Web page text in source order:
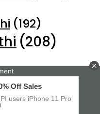
(192)
(208)
Policy
DMCA